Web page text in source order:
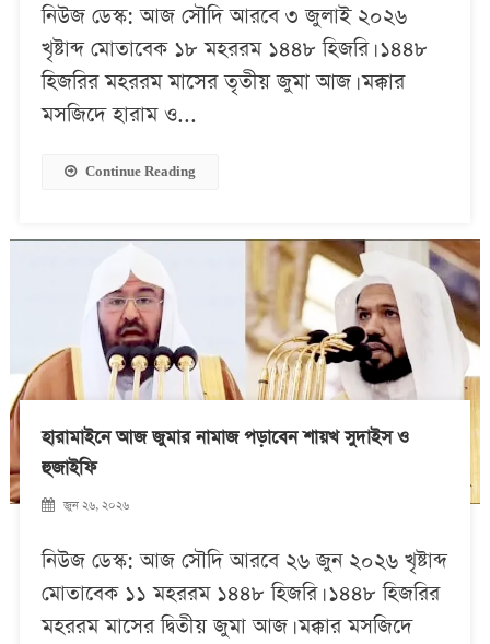
নিউজ ডেস্ক: আজ সৌদি আরবে ৩ জুলাই ২০২৬
খৃষ্টাব্দ মোতাবেক ১৮ মহররম ১৪৪৮ হিজরি। ১৪৪৮
হিজরির মহররম মাসের তৃতীয় জুমা আজ। মক্কার
মসজিদে হারাম ও...
Continue Reading
হারামাইনে আজ জুমার নামাজ পড়াবেন শায়খ সুদাইস ও
হুজাইফি
জুন ২৬, ২০২৬
নিউজ ডেস্ক: আজ সৌদি আরবে ২৬ জুন ২০২৬ খৃষ্টাব্দ
মোতাবেক ১১ মহররম ১৪৪৮ হিজরি। ১৪৪৮ হিজরির
মহররম মাসের দ্বিতীয় জুমা আজ। মক্কার মসজিদে